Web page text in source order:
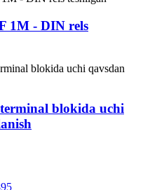
1M - DIN rels
blokida uchi